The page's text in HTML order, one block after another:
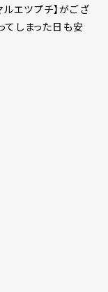
エツプチ】がござ
てしまった日も安